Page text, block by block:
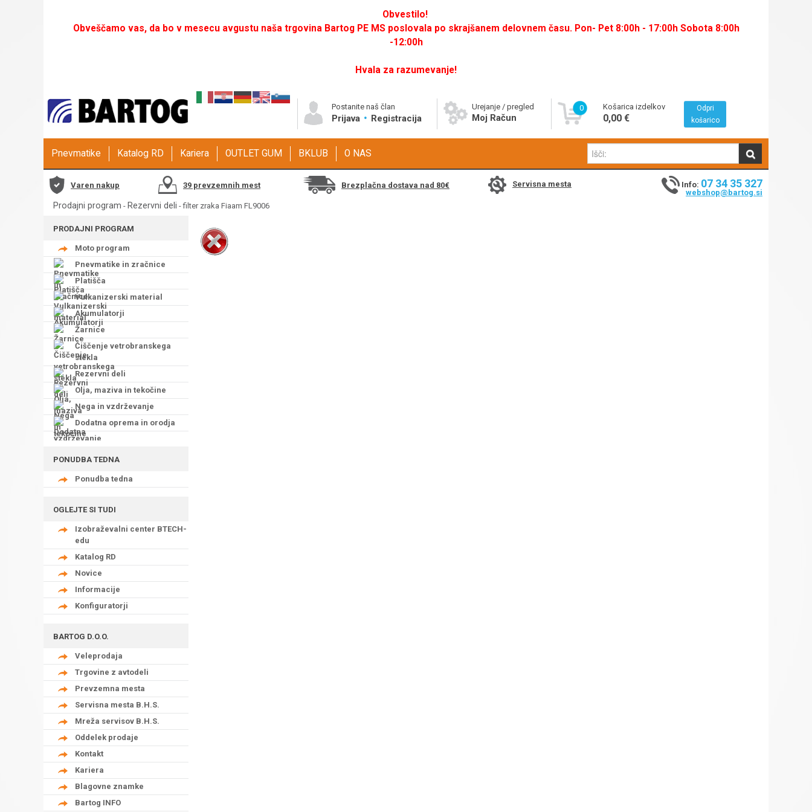
Obvestilo!
Obveščamo vas, da bo v mesecu avgustu naša trgovina Bartog PE MS poslovala po skrajšanem delovnem času. Pon- Pet 8:00h - 17:00h Sobota 8:00h
-12:00h
Hvala za razumevanje!
Postanite naš član
Prijava Registracija
Urejanje / pregled
Moj Račun
0 Košarica izdelkov
0,00 €
Odpri
košarico
Pnevmatike Katalog RD Kariera OUTLET GUM BKLUB O NAS
Varen nakup 39 prevzemnih mest Brezplačna dostava nad 80€ Servisna mesta Info: 07 34 35 327
webshop@bartog.si
Prodajni program - Rezervni deli - filter zraka Fiaam FL9006
PRODAJNI PROGRAM
Moto program
Pnevmatike in zračnice
Platišča
Vulkanizerski material
Akumulatorji
Žarnice
Čiščenje vetrobranskega
stekla
Rezervni deli
Olja, maziva in tekočine
Nega in vzdrževanje
Dodatna oprema in orodja
PONUDBA TEDNA
Ponudba tedna
OGLEJTE SI TUDI
Izobraževalni center BTECH-
edu
Katalog RD
Novice
Informacije
Konfiguratorji
BARTOG D.O.O.
Veleprodaja
Trgovine z avtodeli
Prevzemna mesta
Servisna mesta B.H.S.
Mreža servisov B.H.S.
Oddelek prodaje
Kontakt
Kariera
Blagovne znamke
Bartog INFO